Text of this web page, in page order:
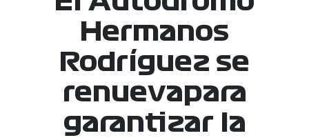
Hermanos
Rodríguez se
renuevapara
garantizar la